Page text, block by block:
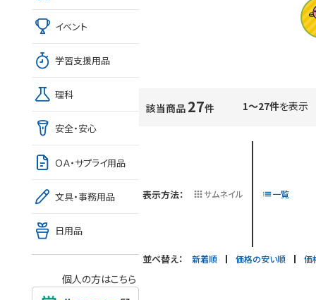
該当商品 27件 1～27件を表示
表示方法： サムネイル 一覧
並べ替え： 新着順 価格の安い順 価
イベント
学習支援用品
理科
安全・安心
ＯＡ・サプライ用品
文具・事務用品
日用品
個人の方はこちら